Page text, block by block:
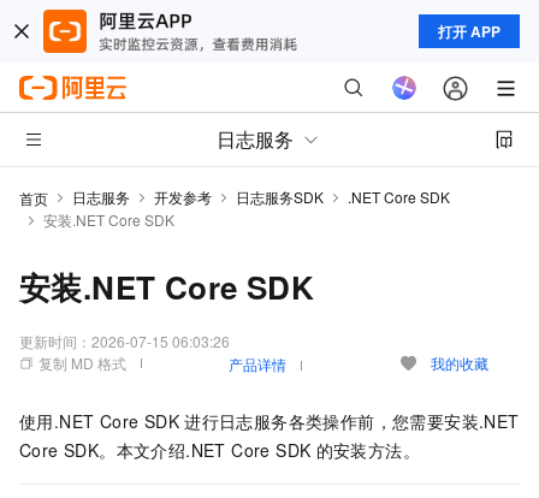
打开 APP
日志服务
首页 日志服务 开发参考 日志服务SDK
.NET Core SDK
安装.NET Core SDK
安装.NET Core SDK
更新时间： 2026-07-15 06:03:26
复制 MD 格式
产品详情 我的收藏
使用.NET Core SDK 进行日志服务各类操作前，您需要安装.NET
Core SDK。本文介绍.NET Core SDK 的安装方法。